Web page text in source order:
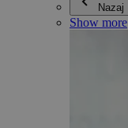
Nazaj
Show more